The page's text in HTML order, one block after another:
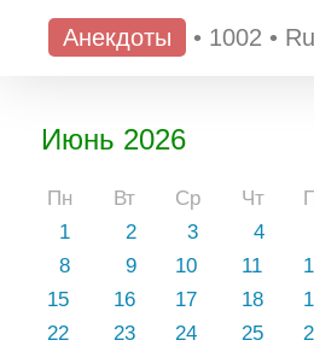
Анекдоты • 1002 • Ru
Июнь 2026
Пн Вт Ср Чт
1
2 3 4
8
9 10 11
15
16 17 18
22
23 24 25